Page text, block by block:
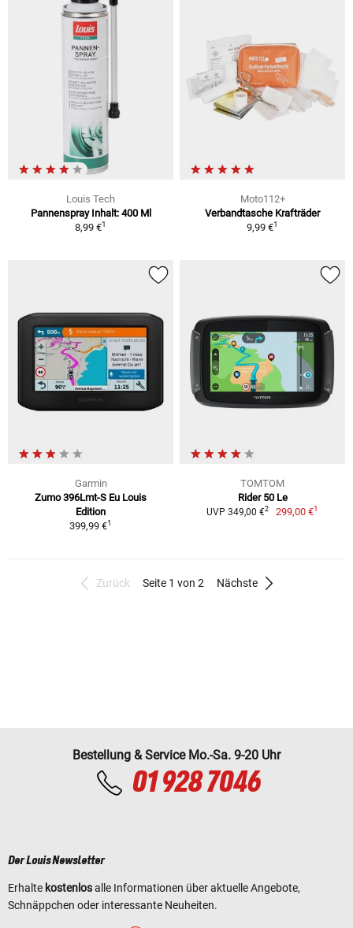
Louis Tech
Pannenspray Inhalt: 400 Ml
8,99 €1
Moto112+
Verbandtasche Krafträder
9,99 €1
Garmin
Zumo 396Lmt-S Eu Louis
Edition
399,99 €1
TOMTOM
Rider 50 Le
UVP 349,00 €2 299,00 €1
Zurück Seite 1 von 2 Nächste
Bestellung & Service Mo.-Sa. 9-20 Uhr
01 928 7046
Der Louis Newsletter
Erhalte kostenlosalle Informationen über aktuelle Angebote,
Schnäppchen oder interessante Neuheiten.